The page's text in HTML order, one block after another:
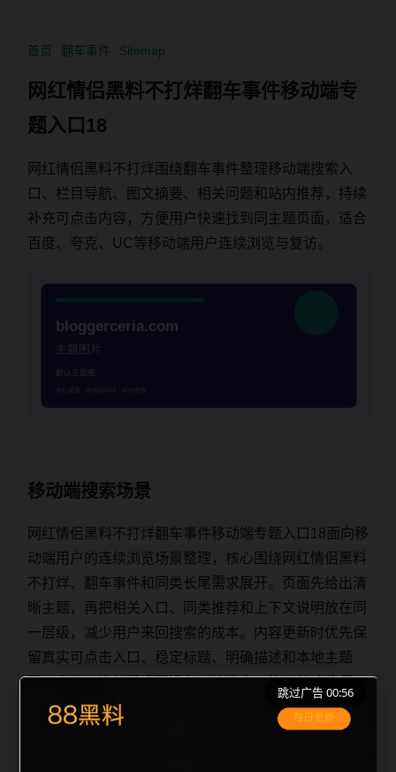
首页 翻车事件 Sitemap
网红情侣黑料不打烊翻车事件移动端专
题入口18
网红情侣黑料不打烊围绕翻车事件整理移动端搜索入
口、栏目导航、图文摘要、相关问题和站内推荐，持续
补充可点击内容，方便用户快速找到同主题页面，适合
百度、夸克、UC等移动端用户连续浏览与复访。
移动端搜索场景
网红情侣黑料不打烊翻车事件移动端专题入口18面向移
动端用户的连续浏览场景整理，核心围绕网红情侣黑料
不打烊、翻车事件和同类长尾需求展开。页面先给出清
晰主题，再把相关入口、同类推荐和上下文说明放在同
一层级，减少用户来回搜索的成本。内容更新时优先保
留真实可点击入口、稳定标题、明确描述和本地主题
图，避免只堆关键词而没有可读信息。第18篇内容用于
补齐栏目深度，同时帮助 sitemap、栏目页、首页推荐
形成更自然的内链关系。图片说明统一绑定站点主关键
跳过广告 00:55